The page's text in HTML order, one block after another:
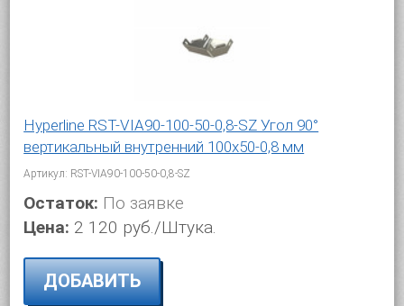
Hyperline RST-VIA90-100-50-0,8-SZ Угол 90°
вертикальный внутренний 100x50-0,8 мм
Артикул: RST-VIA90-100-50-0,8-SZ
Остаток: По заявке
Цена: 2 120 руб./Штука.
ДОБАВИТЬ